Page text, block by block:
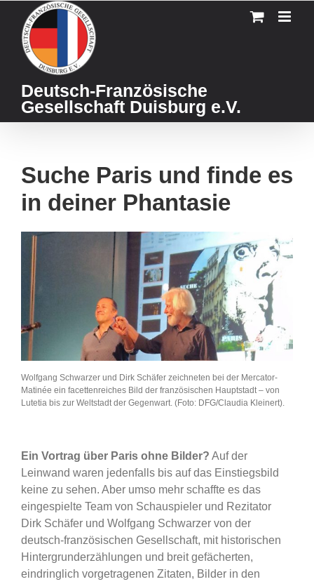
content
Deutsch-Französische
Gesellschaft Duisburg e.V.
Suche Paris und finde es
in deiner Phantasie
Wolfgang Schwarzer und Dirk Schäfer zeichneten bei der Mercator-
Matinée ein facettenreiches Bild der französischen Hauptstadt – von
Lutetia bis zur Weltstadt der Gegenwart. (Foto: DFG/Claudia Kleinert).
Ein Vortrag über Paris ohne Bilder? Auf der
Leinwand waren jedenfalls bis auf das Einstiegsbild
keine zu sehen. Aber umso mehr schaffte es das
eingespielte Team von Schauspieler und Rezitator
Dirk Schäfer und Wolfgang Schwarzer von der
deutsch-französischen Gesellschaft, mit historischen
Hintergrunderzählungen und breit gefächerten,
eindringlich vorgetragenen Zitaten, Bilder in den